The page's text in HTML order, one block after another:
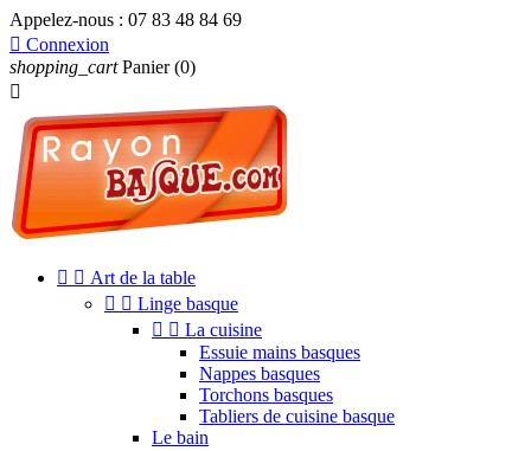
Appelez-nous : 07 83 48 84 69
 Connexion
shopping_cart Panier (0)

  Art de la table
  Linge basque
  La cuisine
Essuie mains basques
Nappes basques
Torchons basques
Tabliers de cuisine basque
Le bain